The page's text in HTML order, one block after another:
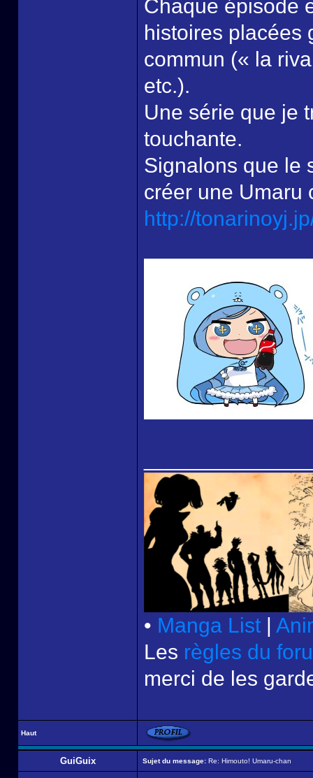
Chaque épisode
histoires placées
commun (« la
etc.).
Une série que je
touchante.
Signalons que le
créer une Umaru
http://
• Manga List |
Les règles du
merci de les
Haut
GuiGuix Sujet du message: Re: Himouto! Umaru-chan